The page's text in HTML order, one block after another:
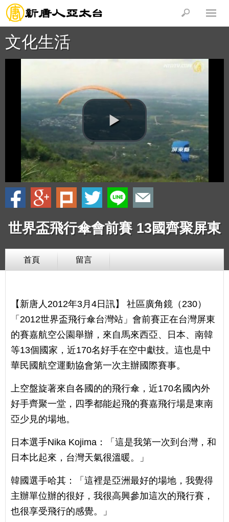
文化生活
世界盃飛行傘會前賽 13國齊聚屏東
首頁 留言
【新唐人2012年3月4日訊】 社區廣角鏡（230）
「2012世界盃飛行傘台灣站」會前賽正在台灣屏東
的賽嘉航空公園舉辦，來自馬來西亞、日本、南韓
等13個國家，近170名好手在空中獻技。這也是中
華民國航空運動協會第一次主辦國際賽事。
上空盤旋著來自各國的的飛行傘，近170名國內外
好手齊聚一堂，四季都能起飛的賽嘉飛行場是東南
亞少見的場地。
日本選手Nika Kojima：「這是我第一次到台灣，和
日本比起來，台灣天氣很溫暖。」
韓國選手哈其：「這裡是亞洲最好的場地，我覺得
主辦單位辦的很好，我很高興參加這次的飛行賽，
也很享受飛行的感覺。」